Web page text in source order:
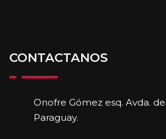
CONTACTANOS
Onofre Gómez esq. Avda.
Paraguay.